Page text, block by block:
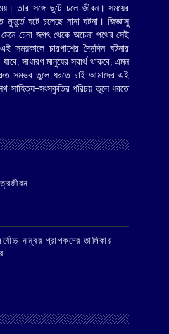
তার সঙ্গে ছুটে চলে জীবন। সময়ের
ঘটে চলেছে নানা ঘটনা। জিজ্ঞাসু
চেনা জগৎ থেকে অচেনা পথের সেই
চারপাশের দৈনন্দিন ঘটনার
সাধারণ মানুষের স্বার্থ থাকবে, এমন
সম্ভব তুলে ধরতে চাই আমাদের এই
সাহিত্য–সংস্কৃতির পরিচয় তুলে ধরতে
নম্বর প্রাপকদের তালিকায়